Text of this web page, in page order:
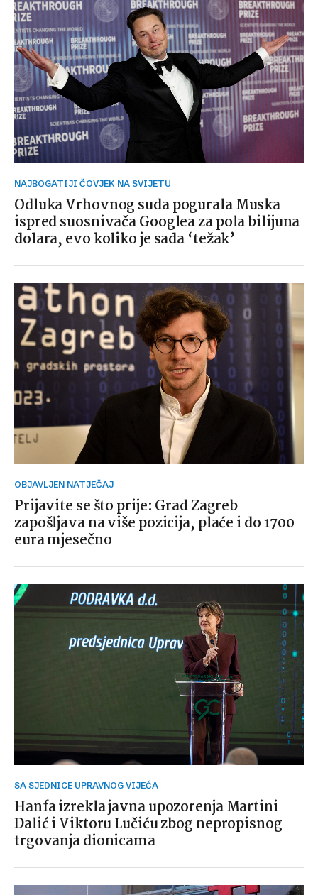
NAJBOGATIJI ČOVJEK NA SVIJETU
Odluka Vrhovnog suda pogurala Muska
ispred suosnivača Googlea za pola bilijuna
dolara, evo koliko je sada ‘težak’
OBJAVLJEN NATJEČAJ
Prijavite se što prije: Grad Zagreb
zapošljava na više pozicija, plaće i do 1700
eura mjesečno
SA SJEDNICE UPRAVNOG VIJEĆA
Hanfa izrekla javna upozorenja Martini
Dalić i Viktoru Lučiću zbog nepropisnog
trgovanja dionicama